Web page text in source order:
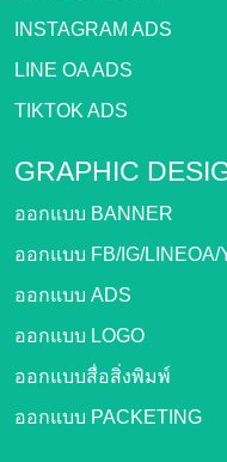
INSTAGRAM ADS
LINE OA ADS
TIKTOK ADS
GRAPHIC
ออกแบบ BANNER
ออกแบบ FB/IG/LINEOA/
ออกแบบ ADS
ออกแบบ LOGO
ออกแบบสื่อสิ่งพิมพ์
ออกแบบ PACKETING